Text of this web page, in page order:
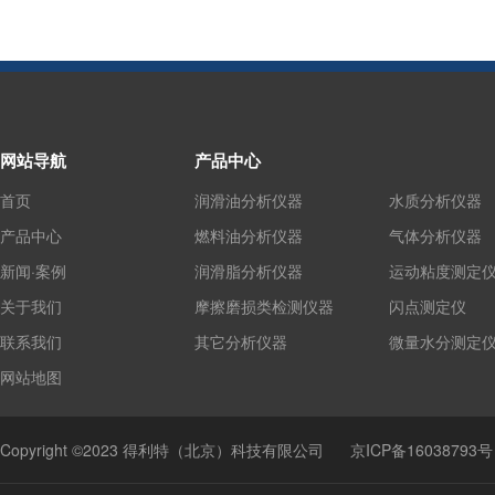
网站导航
首页
产品中心
新闻·案例
关于我们
联系我们
网站地图
产品中心
润滑油分析仪器
燃料油分析仪器
润滑脂分析仪器
摩擦磨损类检测仪器
其它分析仪器
水质分析仪器
气体分析仪器
运动粘度测定
闪点测定仪
微量水分测定
Copyright ©2023 得利特（北京）科技有限公司 京ICP备16038793号